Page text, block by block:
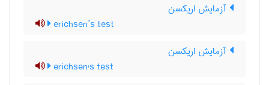
آزمایش اریکسن
erichsen’s test
آزمایش اریکسن
erichsen's test